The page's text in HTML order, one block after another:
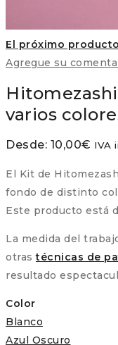
El próximo producto
Agregue su
varios
Desde: 10,00€ IVA
El Kit de
fondo de distinto
Este producto está
La medida del
otrastécnicas de
resultado
Color
Blanco
Azul Oscuro